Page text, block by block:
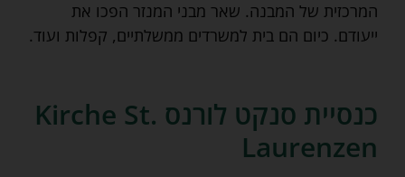
המרכזית של המבנה. שאר מבני המנזר הפכו את
ייעודם. כיום הם בית למשרדים ממשלתיים, קפלות ועוד.
כנסיית סנקט לורנס Kirche St.
Laurenzen